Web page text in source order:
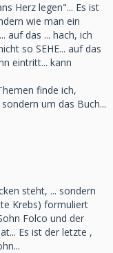
Herz legen"... Es ist
wie man ein
auf das ... hach, ich
so SEHE... auf das
eintritt... kann
finde ich,
um das Buch...
steht, ... sondern
Krebs) formuliert
Folco und der
Es ist der letzte ,